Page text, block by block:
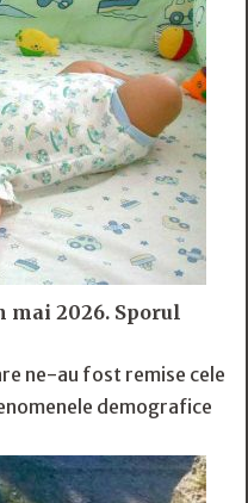
mai 2026. Sporul
ne-au fost remise cele
demografice